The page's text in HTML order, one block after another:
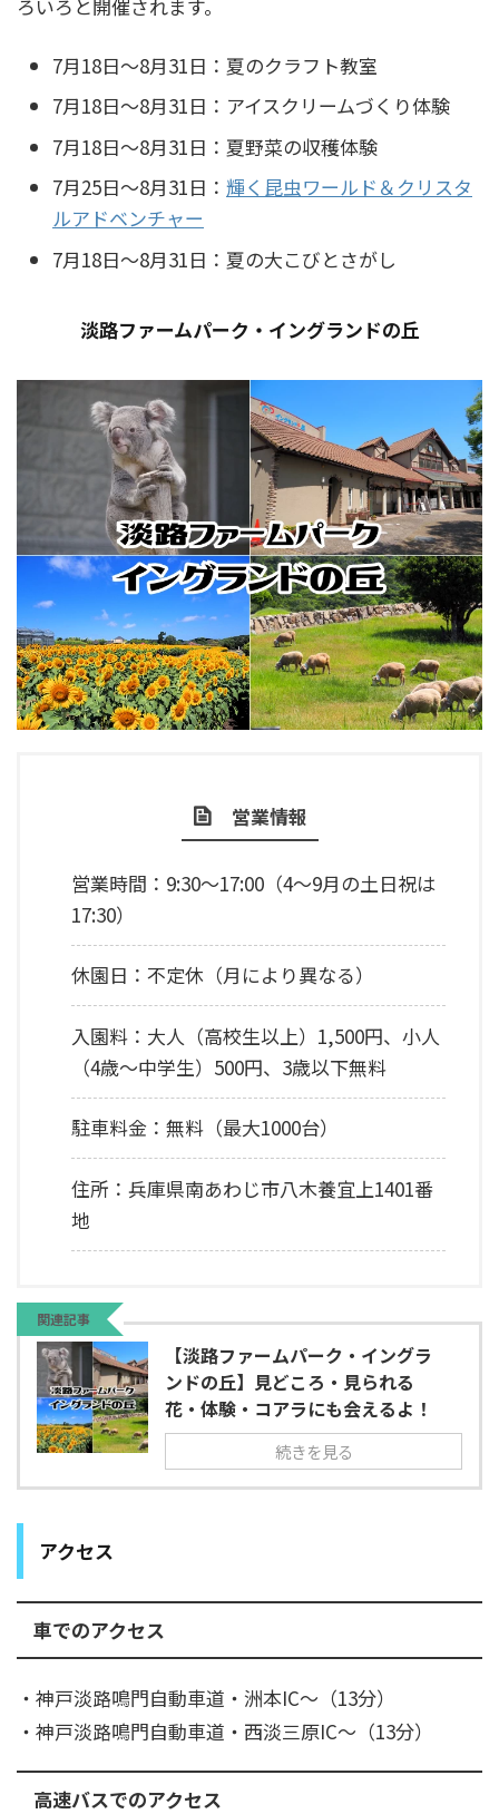
ろいろと開催されます。
7月18日～8月31日：夏のクラフト教室
7月18日～8月31日：アイスクリームづくり体験
7月18日～8月31日：夏野菜の収穫体験
7月25日～8月31日： 輝く昆虫ワールド＆クリスタ
ルアドベンチャー
7月18日～8月31日：夏の大こびとさがし
淡路ファームパーク・イングランドの丘
営業情報
営業時間：9:30～17:00（4～9月の土日祝は
17:30）
休園日：不定休（月により異なる）
入園料：大人（高校生以上）1,500円、小人
（4歳～中学生）500円、3歳以下無料
駐車料金：無料（最大1000台）
住所：兵庫県南あわじ市八木養宜上1401番
地
関連記事
【淡路ファームパーク・イングラ
ンドの丘】見どころ・見られる
花・体験・コアラにも会えるよ！
続きを見る
アクセス
車でのアクセス
・神戸淡路鳴門自動車道・洲本IC～（13分）
・神戸淡路鳴門自動車道・西淡三原IC～（13分）
高速バスでのアクセス